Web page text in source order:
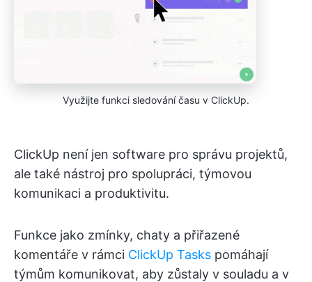
Využijte funkci sledování času v ClickUp.
ClickUp není jen software pro správu projektů,
ale také nástroj pro spolupráci, týmovou
komunikaci a produktivitu.
Funkce jako zmínky, chaty a přiřazené
komentáře v rámci ClickUp Tasks pomáhají
týmům komunikovat, aby zůstaly v souladu a v